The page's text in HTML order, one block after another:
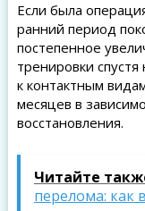
Если была
ранний период
постепенное
тренировки
к контактным
месяцев в
восстановления.
Читайте
перелома: как